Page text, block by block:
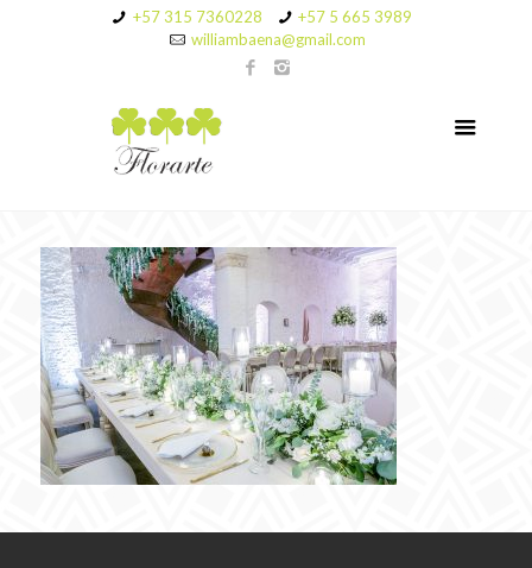
+57 315 7360228
+57 5 665 3989
williambaena@gmail.com